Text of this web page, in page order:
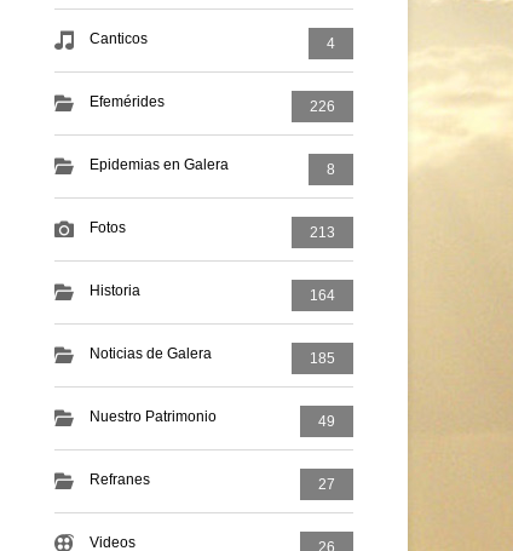
Canticos 4
Efemérides 226
Epidemias en Galera 8
Fotos 213
Historia 164
Noticias de Galera 185
Nuestro Patrimonio 49
Refranes 27
Videos 26